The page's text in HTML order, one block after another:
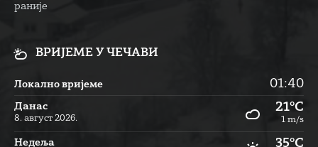
раније
ВРИЈЕМЕ У ЧЕЧАВИ
Локално вријеме 01:40
Данас
8. август 2026.
21°C
1 m/s
Недеља 35°C